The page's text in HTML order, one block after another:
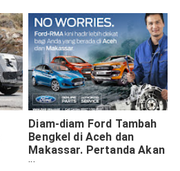
Diam-diam Ford Tambah
Bengkel di Aceh dan
Makassar. Pertanda Akan
Comeback?